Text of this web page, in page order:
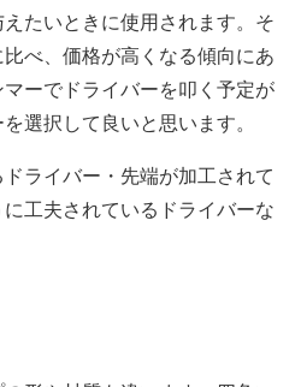
たいときに使用されます。そ
べ、価格が高くなる傾向にあ
ーでドライバーを叩く予定が
選択して良いと思います。
ライバー・先端が加工されて
工夫されているドライバーな